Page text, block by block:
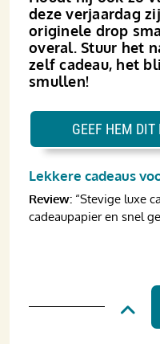
deze verjaardag
originele drop
overal. Stuur het
zelf cadeau, het
smullen!
Lekkere cadeaus
Review: “Stevige luxe
cadeaupapier en snel
GEEF HEM DIT